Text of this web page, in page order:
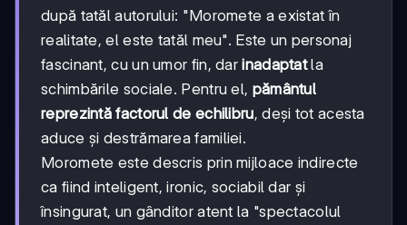
după tatăl autorului: "Moromete a existat în
realitate, el este tatăl meu". Este un personaj
fascinant, cu un umor fin, darinadaptatla
schimbările sociale. Pentru el, pământul
reprezintă factorul de echilibru, deși tot acesta
aduce și destrămarea familiei.
Moromete este descris prin mijloace indirecte
ca fiind inteligent, ironic, sociabil dar și
însingurat, un gânditor atent la "spectacolul